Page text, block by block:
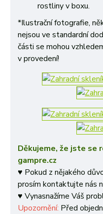
rostliny v boxu.
*Ilustrační fotografie,
nejsou ve standardní
části se mohou
v provedení!
Děkujeme, že jste se
gampre.cz
♥ Pokud z nějakého
prosím kontaktujte nás
♥ Vynasnažíme Váš
Upozornění: Před